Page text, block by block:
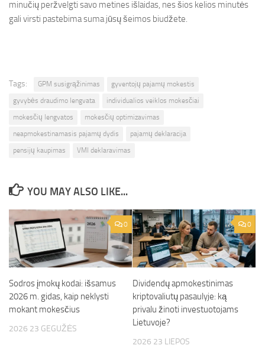
minučių peržvelgti savo metines išlaidas, nes šios kelios minutės
gali virsti pastebima suma jūsų šeimos biudžete.
Tags: GPM susigrąžinimas
gyventojų pajamų mokestis
gyvybės draudimo lengvata
individualios veiklos mokesčiai
mokesčių lengvatos
mokesčių optimizavimas
neapmokestinamasis pajamų dydis
pajamų deklaracija
pensijų kaupimas
VMI deklaravimas
YOU MAY ALSO LIKE...
0
Sodros įmokų kodai: išsamus
2026 m. gidas, kaip neklysti
mokant mokesčius
2026 23 GEGUŽĖS
0
Dividendų apmokestinimas
kriptovaliutų pasaulyje: ką
privalu žinoti investuotojams
Lietuvoje?
2026 23 LIEPOS